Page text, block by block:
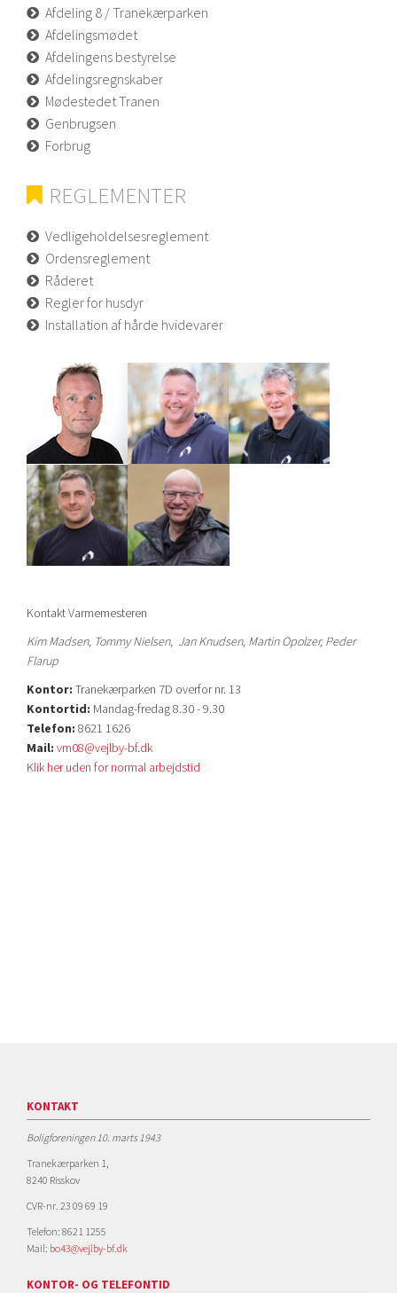
Afdeling 8 / Tranekærparken
Afdelingsmødet
Afdelingens bestyrelse
Afdelingsregnskaber
Mødestedet Tranen
Genbrugsen
Forbrug
REGLEMENTER
Vedligeholdelsesreglement
Ordensreglement
Råderet
Regler for husdyr
Installation af hårde hvidevarer
Kontakt Varmemesteren
Kim Madsen, Tommy Nielsen, Jan Knudsen, Martin Opolzer, Peder
Flarup
Kontor: Tranekærparken 7D overfor nr. 13
Kontortid: Mandag-fredag 8.30 - 9.30
Telefon: 8621 1626
Mail: vm08@vejlby-bf.dk
Klik her uden for normal arbejdstid
KONTAKT
Boligforeningen 10. marts 1943
Tranekærparken 1,
8240 Risskov
CVR-nr. 23 09 69 19
Telefon: 8621 1255
Mail: bo43@vejlby-bf.dk
KONTOR- OG TELEFONTID